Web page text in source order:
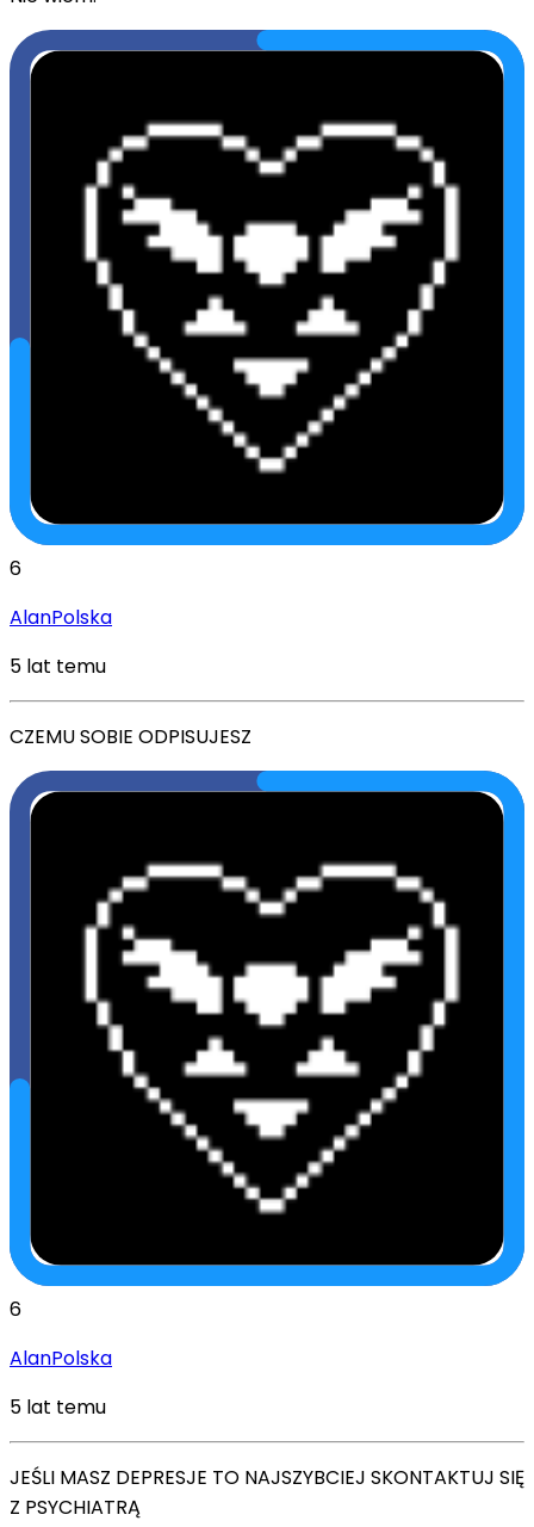
6
AlanPolska
5 lat temu
CZEMU SOBIE ODPISUJESZ
6
AlanPolska
5 lat temu
JEŚLI MASZ DEPRESJE TO NAJSZYBCIEJ SKONTAKTUJ SIĘ
Z PSYCHIATRĄ